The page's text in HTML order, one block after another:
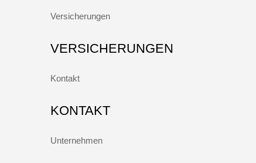
Versicherungen
VERSICHERUNGEN
Kontakt
KONTAKT
Unternehmen